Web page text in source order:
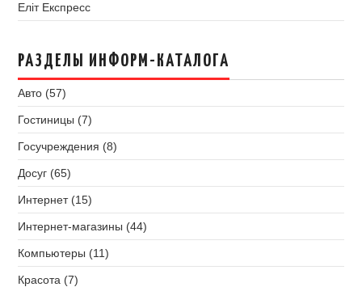
Еліт Експресс
РАЗДЕЛЫ ИНФОРМ-КАТАЛОГА
Авто (57)
Гостиницы (7)
Госучреждения (8)
Досуг (65)
Интернет (15)
Интернет-магазины (44)
Компьютеры (11)
Красота (7)